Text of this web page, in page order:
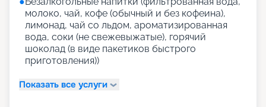
молоко, чай, кофе (обычный и без кофеина),
лимонад, чай со льдом, ароматизированная
вода, соки (не свежевыжатые), горячий
шоколад (в виде пакетиков быстрого
приготовления))
Показать все услуги